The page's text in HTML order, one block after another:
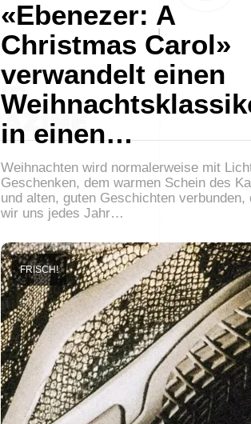
«Ebenezer: A
Christmas Carol»
verwandelt einen
in einen…
Weihnachten wird normalerweise mit
Geschenken, dem warmen Schein des
und alten, guten Geschichten verbunden,
wir uns jedes Jahr…
FRISCH!